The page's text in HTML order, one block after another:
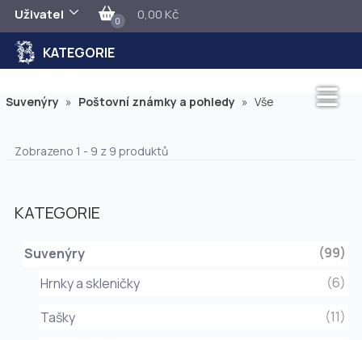
Uživatel 0 0,00 Kč
KATEGORIE
Suvenýry » Poštovní známky a pohledy » Vše
Zobrazeno 1 - 9 z 9 produktů
KATEGORIE
Suvenýry
(99)
Hrnky a skleničky
(6)
Tašky
(11)